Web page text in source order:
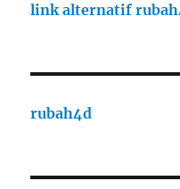
link alternatif
rubah4d